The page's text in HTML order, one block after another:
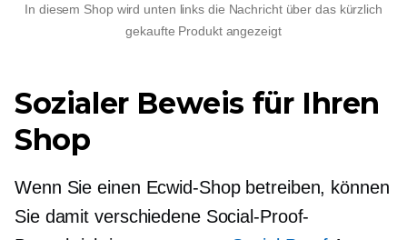
In diesem Shop wird unten links die Nachricht über das kürzlich
gekaufte Produkt angezeigt
Sozialer Beweis für Ihren
Shop
Wenn Sie einen Ecwid-Shop betreiben, können
Sie damit verschiedene Social-Proof-